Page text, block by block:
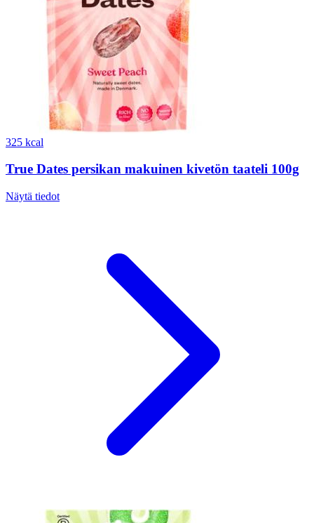
325 kcal
True Dates persikan makuinen kivetön taateli 100g
Näytä tiedot